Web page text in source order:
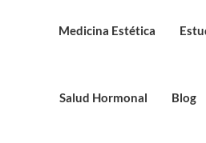
Medicina Estética
Salud Hormonal Blog